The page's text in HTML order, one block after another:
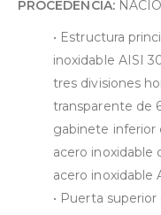
PROCEDENCIA:
•⁠ ⁠Estructura
inoxidable AISI
tres divisiones
transparente de
gabinete
acero inoxidable
acero inoxidable
•⁠ ⁠Puerta